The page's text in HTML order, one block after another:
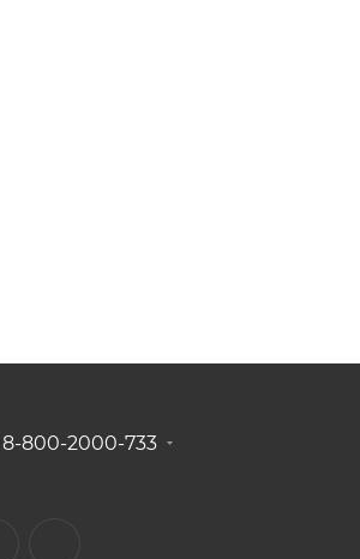
8-800-2000-733